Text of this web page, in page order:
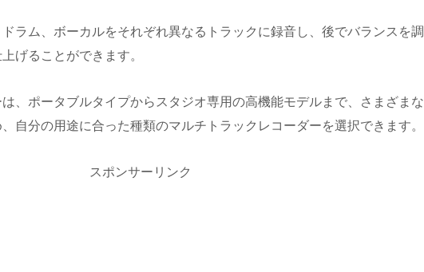
ラム、ボーカルをそれぞれ異なるトラックに録音し、後でバランスを調
げることができます。
、ポータブルタイプからスタジオ専用の高機能モデルまで、さまざまな
自分の用途に合った種類のマルチトラックレコーダーを選択できます。
スポンサーリンク